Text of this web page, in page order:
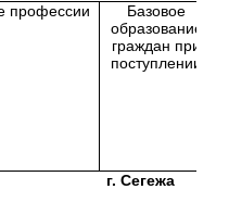
профессии
Базовое
образование
граждан при
поступлении
г. Сегежа